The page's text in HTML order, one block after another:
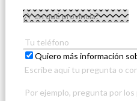
Quiero más información